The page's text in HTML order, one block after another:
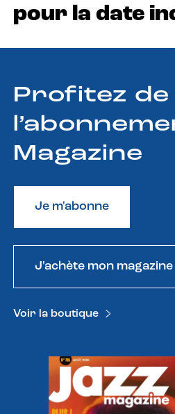
pour la date
Profitez de
Magazine
Je m'abonne
J'achète mon magazine
Voir la boutique